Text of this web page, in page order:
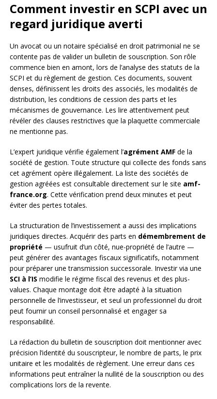
Comment investir en SCPI avec un
regard juridique averti
Un avocat ou un notaire spécialisé en droit patrimonial ne se
contente pas de valider un bulletin de souscription. Son rôle
commence bien en amont, lors de l’analyse des statuts de la
SCPI et du règlement de gestion. Ces documents, souvent
denses, définissent les droits des associés, les modalités de
distribution, les conditions de cession des parts et les
mécanismes de gouvernance. Les lire attentivement peut
révéler des clauses restrictives que la plaquette commerciale
ne mentionne pas.
L’expert juridique vérifie également l’agrément AMF de la
société de gestion. Toute structure qui collecte des fonds sans
cet agrément opère illégalement. La liste des sociétés de
gestion agréées est consultable directement sur le site amf-
france.org. Cette vérification prend deux minutes et peut
éviter des pertes totales.
La structuration de l’investissement a aussi des implications
juridiques directes. Acquérir des parts en démembrement de
propriété — usufruit d’un côté, nue-propriété de l’autre —
peut générer des avantages fiscaux significatifs, notamment
pour préparer une transmission successorale. Investir via une
SCI à l’IS modifie le régime fiscal des revenus et des plus-
values. Chaque montage doit être adapté à la situation
personnelle de l’investisseur, et seul un professionnel du droit
peut fournir un conseil personnalisé et engager sa
responsabilité.
La rédaction du bulletin de souscription doit mentionner avec
précision l’identité du souscripteur, le nombre de parts, le prix
unitaire et les modalités de règlement. Une erreur dans ces
informations peut entraîner la nullité de la souscription ou des
complications lors de la revente.